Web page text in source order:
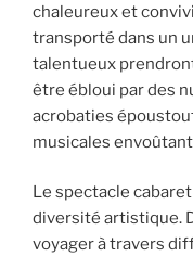
chaleureux et
transporté dans un
talentueux
être ébloui par des
acrobaties
musicales
Le spectacle
diversité artistique.
voyager à travers